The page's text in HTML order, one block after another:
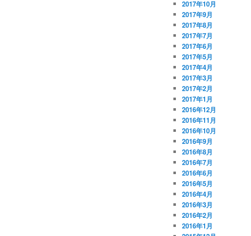
2017年10月
2017年9月
2017年8月
2017年7月
2017年6月
2017年5月
2017年4月
2017年3月
2017年2月
2017年1月
2016年12月
2016年11月
2016年10月
2016年9月
2016年8月
2016年7月
2016年6月
2016年5月
2016年4月
2016年3月
2016年2月
2016年1月